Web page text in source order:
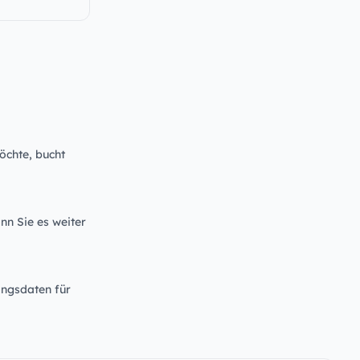
bucht
Sie es weiter
für